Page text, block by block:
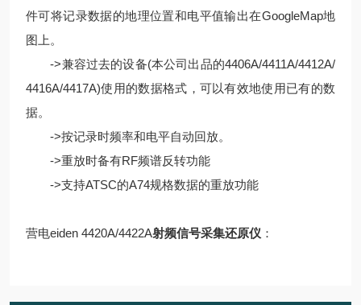
件可将记录数据的地理位置和电平值输出在GoogleMap地
图上。
->兼容过去的设备(本公司出品的4406A/4411A/4412A/
4416A/4417A)使用的数据格式，可以有效地使用已有的数
据。
->按记录时频率和电平自动回放。
->重放时备有RF频谱反转功能
->支持ATSC的A74规格数据的重放功能
营电eiden 4420A/4422A射频信号采集还原仪 ：